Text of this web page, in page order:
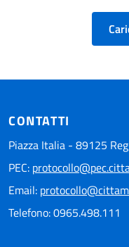
CONTATTI
Piazza Italia - 89125
PEC:
Email:
Telefono: 0965.498.111